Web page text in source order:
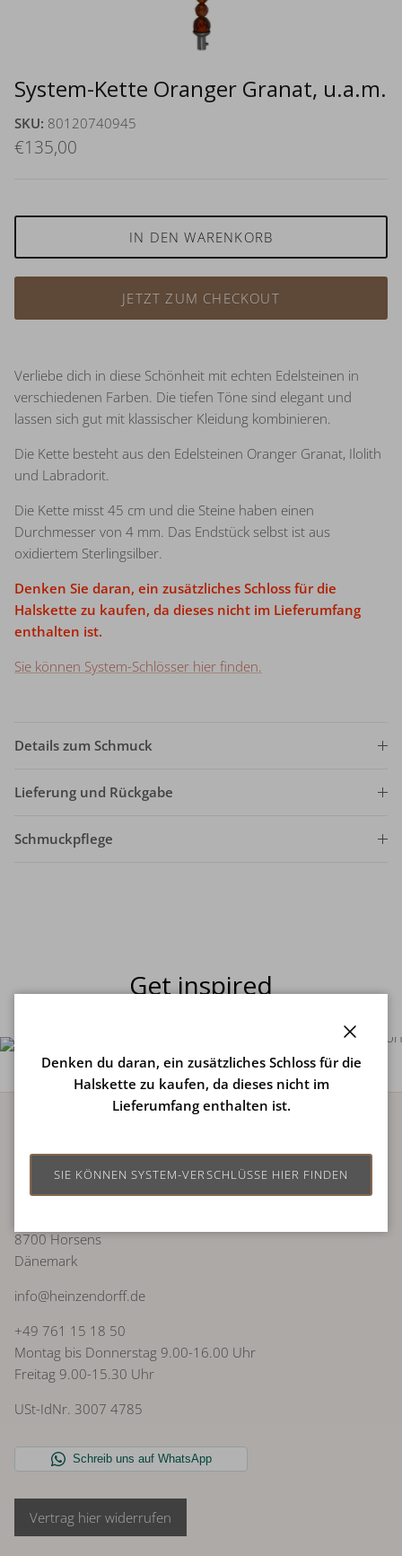
System-Kette Oranger Granat, u.a.m.
SKU: 80120740945
€135,00
IN DEN WARENKORB
JETZT ZUM CHECKOUT
Verliebe dich in diese Schönheit mit echten Edelsteinen in
verschiedenen Farben. Die tiefen Töne sind elegant und
lassen sich gut mit klassischer Kleidung kombinieren.
Die Kette besteht aus den Edelsteinen Oranger Granat, Ilolith
und Labradorit.
Die Kette misst 45 cm und die Steine haben einen
Durchmesser von 4 mm. Das Endstück selbst ist aus
oxidiertem Sterlingsilber.
Denken Sie daran, ein zusätzliches Schloss für die
Halskette zu kaufen, da dieses nicht im Lieferumfang
enthalten ist.
Sie können System-Schlösser hier finden.
Details zum Schmuck
Lieferung und Rückgabe
Schmuckpflege
Denken du daran, ein zusätzliches Schloss für die
Halskette zu kaufen, da dieses nicht im
Lieferumfang enthalten ist.
SIE KÖNNEN SYSTEM-VERSCHLÜSSE HIER FINDEN
Get inspired
Nordahl Andersen
C/O Heide Heinzendorff
8700 Horsens
Dänemark
info@heinzendorff.de
+49 761 15 18 50
Montag bis Donnerstag 9.00-16.00 Uhr
Freitag 9.00-15.30 Uhr
USt-IdNr. 3007 4785
Vertrag hier widerrufen